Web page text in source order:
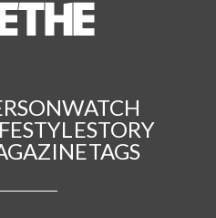
WATCH
STORY
TAGS